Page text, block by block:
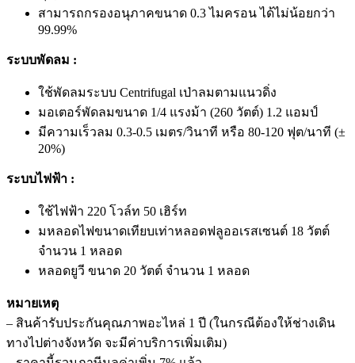
สามารถกรองอนุภาคขนาด 0.3 ไมครอน ได้ไม่น้อยกว่า
99.99%
ระบบพัดลม :
ใช้พัดลมระบบ Centrifugal เป่าลมตามแนวดิ่ง
มอเตอร์พัดลมขนาด 1/4 แรงม้า (260 วัตต์) 1.2 แอมป์
มีความเร็วลม 0.3-0.5 เมตร/วินาที หรือ 80-120 ฟุต/นาที (±
20%)
ระบบไฟฟ้า :
ใช้ไฟฟ้า 220 โวล์ท 50 เฮิร์ท
มหลอดไฟขนาดเทียบเท่าหลอดฟลูออเรสเซนต์ 18 วัตต์
จำนวน 1 หลอด
หลอดยูวี ขนาด 20 วัตต์ จำนวน 1 หลอด
หมายเหตุ
– สินค้ารับประกันคุณภาพอะไหล่ 1 ปี (ในกรณีต้องให้ช่างเดิน
ทางไปต่างจังหวัด จะมีค่าบริการเพิ่มเติม)